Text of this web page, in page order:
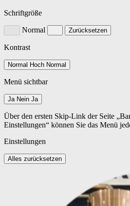
Schriftgröße
Normal Zurücksetzen
Kontrast
Normal Hoch Normal
Menü sichtbar
Ja Nein Ja
Über den ersten Skip-Link der Seite
Einstellungen“ können Sie das Menü
Einstellungen
Alles zurücksetzen